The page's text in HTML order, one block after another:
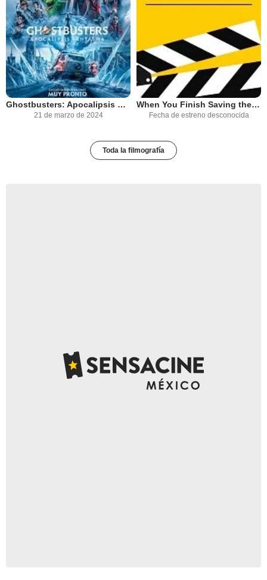
Ghostbusters: Apocalipsis Fantasma
21 de marzo de 2024
When You Finish Saving the World
Fecha de estreno desconocida
Toda la filmografía